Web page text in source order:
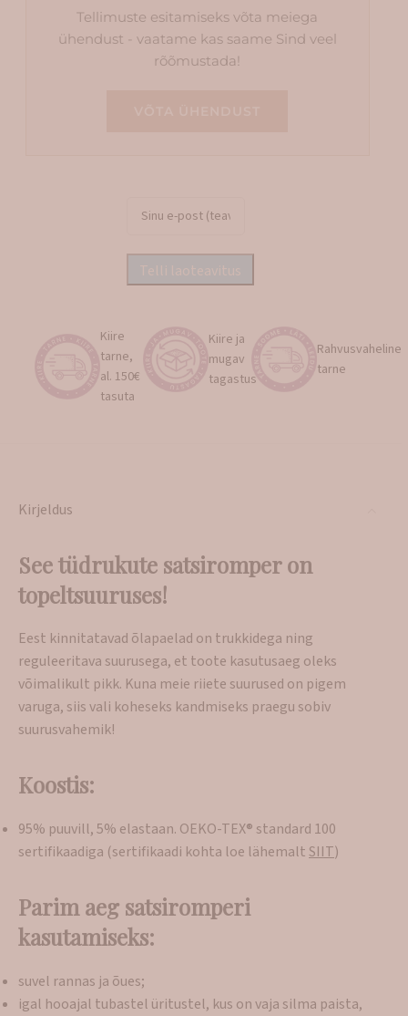
Tellimuste esitamiseks võta meiega
ühendust - vaatame kas saame Sind veel
rõõmustada!
Kiire
tarne,
al. 150€
tasuta
Kiire ja
mugav
tagastus
Rahvusvaheline
tarne
Kirjeldus
See tüdrukute satsiromper on
topeltsuuruses!
Eest kinnitatavad õlapaelad on trukkidega ning
reguleeritava suurusega, et toote kasutusaeg oleks
võimalikult pikk. Kuna meie riiete suurused on pigem
varuga, siis vali koheseks kandmiseks praegu sobiv
suurusvahemik!
Koostis:
95% puuvill, 5% elastaan. OEKO-TEX® standard 100
sertifikaadiga (sertifikaadi kohta loe lähemaltSIIT)
Parim aeg satsiromperi
kasutamiseks:
suvel rannas ja õues;
igal hooajal tubastel üritustel, kus on vaja silma paista,